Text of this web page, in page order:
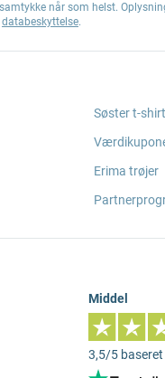
når som helst.
databeskyttelse.
Søster t-
Erima trøjer
Middel
3,5/5 baseret